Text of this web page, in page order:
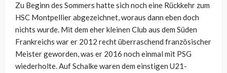
Zu Beginn des Sommers hatte sich noch eine Rückkehr zum
HSC Montpellier abgezeichnet, woraus dann eben doch
nichts wurde. Mit dem eher kleinen Club aus dem Süden
Frankreichs war er 2012 recht überraschend französischer
Meister geworden, was er 2016 noch einmal mit PSG
wiederholte. Auf Schalke waren dem einstigen U21-